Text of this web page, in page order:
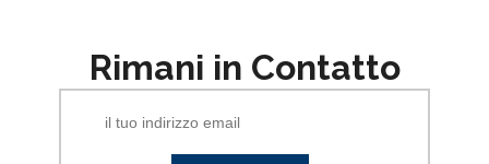
Rimani in Contatto